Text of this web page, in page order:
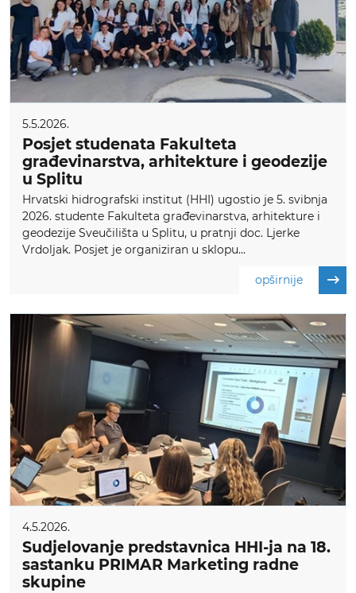
5.5.2026.
Posjet studenata Fakulteta
građevinarstva, arhitekture i geodezije
u Splitu
Hrvatski hidrografski institut (HHI) ugostio je 5. svibnja
2026. studente Fakulteta građevinarstva, arhitekture i
geodezije Sveučilišta u Splitu, u pratnji doc. Ljerke
Vrdoljak. Posjet je organiziran u sklopu...
opširnije
4.5.2026.
Sudjelovanje predstavnica HHI-ja na 18.
sastanku PRIMAR Marketing radne
skupine